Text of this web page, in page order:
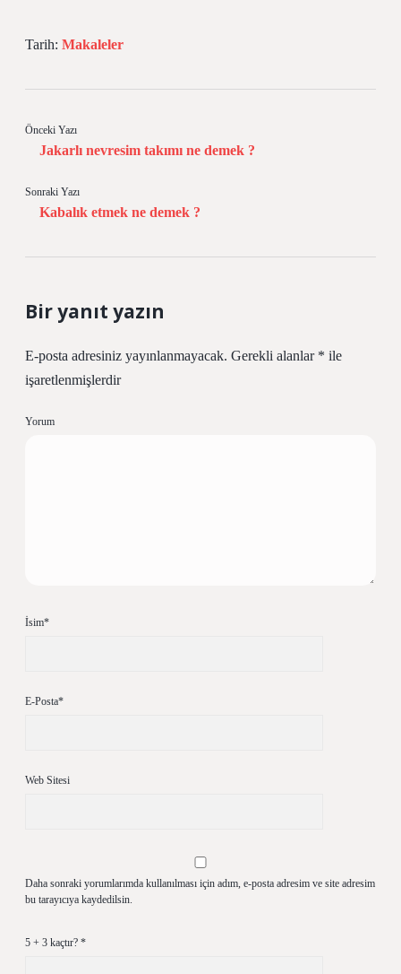
Tarih: Makaleler
Önceki Yazı
Jakarlı nevresim takımı ne demek ?
Sonraki Yazı
Kabalık etmek ne demek ?
Bir yanıt yazın
E-posta adresiniz yayınlanmayacak. Gerekli alanlar * ile
işaretlenmişlerdir
Yorum
İsim*
E-Posta*
Web Sitesi
Daha sonraki yorumlarımda kullanılması için adım, e-posta adresim ve site adresim
bu tarayıcıya kaydedilsin.
5 + 3 kaçtır? *